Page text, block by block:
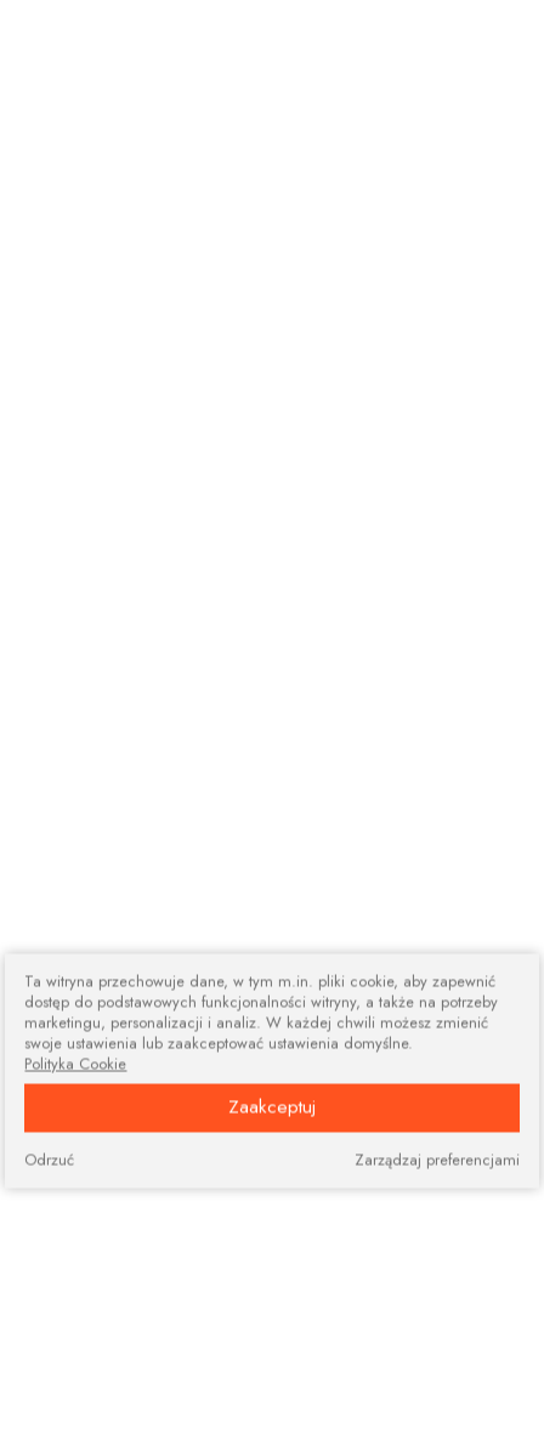
Ta witryna przechowuje dane, w tym m.in. pliki cookie, aby zapewnić
dostęp do podstawowych funkcjonalności witryny, a także na potrzeby
marketingu, personalizacji i analiz. W każdej chwili możesz zmienić
swoje ustawienia lub zaakceptować ustawienia domyślne.
Polityka Cookie
Zaakceptuj
Zarządzaj preferencjami
Odrzuć